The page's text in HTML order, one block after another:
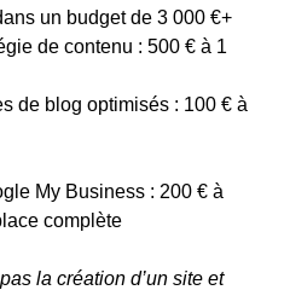
un budget de 3 000 €+
de contenu : 500 € à 1
de blog optimisés : 100 € à
My Business : 200 € à
complète
la création d’un site et